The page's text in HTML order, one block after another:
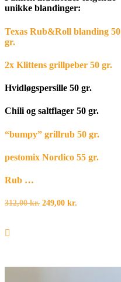
unikke blandinger:
Texas Rub&Roll blanding 50
gr.
2x Klittens grillpeber 50 gr.
Hvidløgspersille 50 gr.
Chili og saltflager 50 gr.
“bumpy” grillrub 50 gr.
pestomix Nordico 55 gr.
Rub …
312,00kr. Den
249,00 kr.